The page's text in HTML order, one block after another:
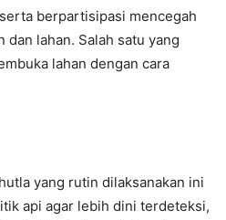
berpartisipasi mencegah
lahan. Salah satu yang
lahan dengan cara
yang rutin dilaksanakan ini
api agar lebih dini terdeteksi,